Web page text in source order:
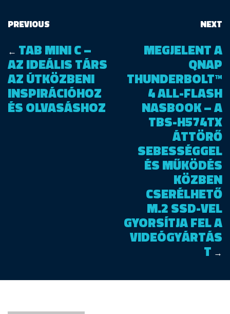
PREVIOUS
← TAB MINI C –
AZ IDEÁLIS TÁRS
AZ ÚTKÖZBENI
INSPIRÁCIÓHOZ
ÉS OLVASÁSHOZ
NEXT
MEGJELENT A
QNAP
THUNDERBOLT™
4 ALL-FLASH
NASBOOK – A
TBS-H574TX
ÁTTÖRŐ
SEBESSÉGGEL
ÉS MŰKÖDÉS
KÖZBEN
CSERÉLHETŐ
M.2 SSD-VEL
GYORSÍTJA FEL A
VIDEÓGYÁRTÁS
T →